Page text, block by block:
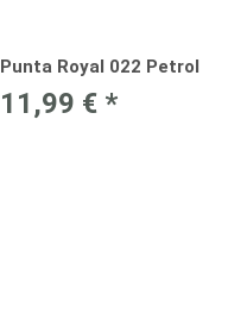
Punta Royal 022 Petrol
11,99 € *